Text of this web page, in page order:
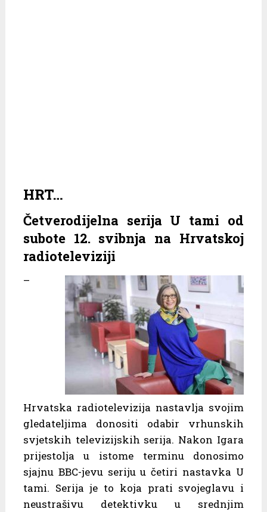
HRT…
Četverodijelna serija U tami od
subote 12. svibnja na Hrvatskoj
radioteleviziji
–
Hrvatska radiotelevizija nastavlja svojim
gledateljima donositi odabir vrhunskih
svjetskih televizijskih serija. Nakon Igara
prijestolja u istome terminu donosimo
sjajnu BBC-jevu seriju u četiri nastavka U
tami. Serija je to koja prati svojeglavu i
neustrašivu detektivku u srednjim